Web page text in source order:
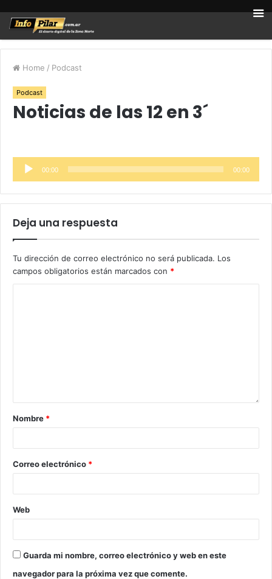
Home / Podcast
Podcast
Noticias de las 12 en 3´
Reproductor
de
audio
00:00 00:00
Deja una respuesta
Tu dirección de correo electrónico no será publicada. Los
campos obligatorios están marcados con *
Nombre *
Correo electrónico *
Web
Guarda mi nombre, correo electrónico y web en este
navegador para la próxima vez que comente.